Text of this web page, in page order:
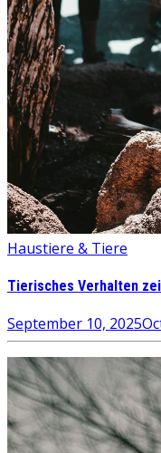
Haustiere & Tiere
Tierisches Verhalten
September 10, 2025